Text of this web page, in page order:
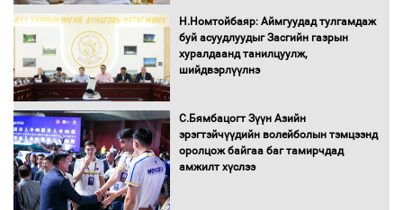
Н.Номтойбаяр: Аймгуудад тулгамдаж
буй асуудлуудыг Засгийн газрын
хуралдаанд танилцуулж,
шийдвэрлүүлнэ
С.Бямбацогт Зүүн Азийн
эрэгтэйчүүдийн волейболын тэмцээнд
оролцож байгаа баг тамирчдад
амжилт хүслээ